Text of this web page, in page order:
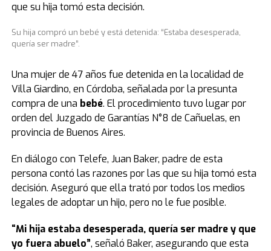
que su hija tomó esta decisión.
Su hija compró un bebé y está detenida: “Estaba desesperada,
quería ser madre”.
Una mujer de 47 años fue detenida en la localidad de
Villa Giardino, en Córdoba, señalada por la presunta
compra de una bebé. El procedimiento tuvo lugar por
orden del Juzgado de Garantías N°8 de Cañuelas, en
provincia de Buenos Aires.
En diálogo con Telefe, Juan Baker, padre de esta
persona contó las razones por las que su hija tomó esta
decisión. Aseguró que ella trató por todos los medios
legales de adoptar un hijo, pero no le fue posible.
“Mi hija estaba desesperada, quería ser madre y que
yo fuera abuelo”, señaló Baker, asegurando que esta